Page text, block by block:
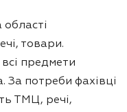
товари.
всі предмети
За потреби фахівці
ТМЦ, речі,